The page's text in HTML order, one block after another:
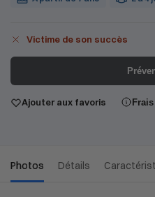
Victime de son succès
Ajouter aux favoris
Photos Détails